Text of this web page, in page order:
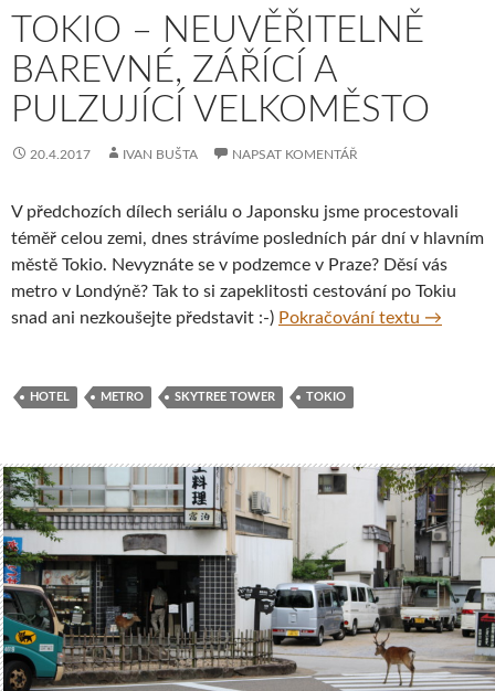
TOKIO – NEUVĚŘITELNĚ
BAREVNÉ, ZÁŘÍCÍ A
PULZUJÍCÍ VELKOMĚSTO
20.4.2017 IVAN BUŠTA NAPSAT KOMENTÁŘ
V předchozích dílech seriálu o Japonsku jsme procestovali
téměř celou zemi, dnes strávíme posledních pár dní v hlavním
městě Tokio. Nevyznáte se v podzemce v Praze? Děsí vás
metro v Londýně? Tak to si zapeklitosti cestování po Tokiu
snad ani nezkoušejte představit :-) Pokračování textu Tokio –
→
HOTEL METRO SKYTREE TOWER TOKIO